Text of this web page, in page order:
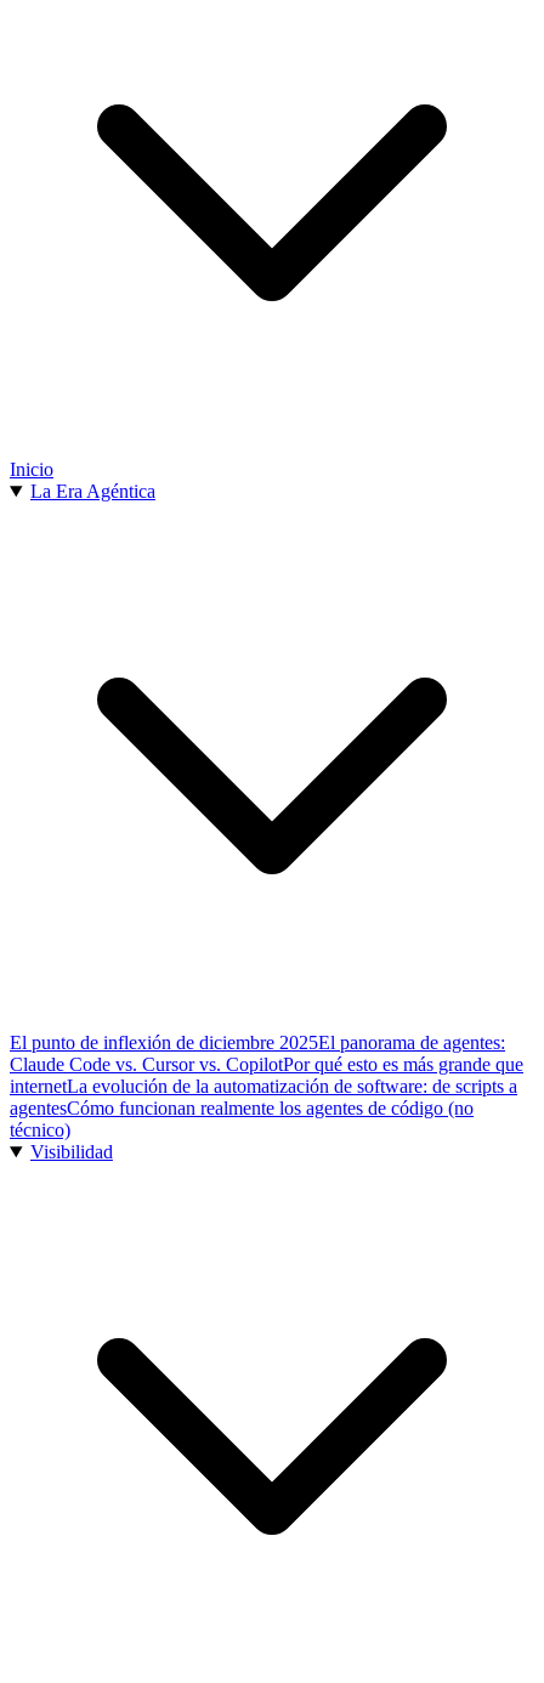
Inicio
La Era Agéntica
El punto de inflexión de diciembre 2025El panorama de agentes:
Claude Code vs. Cursor vs. CopilotPor qué esto es más grande que
internetLa evolución de la automatización de software: de scripts a
agentesCómo funcionan realmente los agentes de código (no
técnico)
Visibilidad